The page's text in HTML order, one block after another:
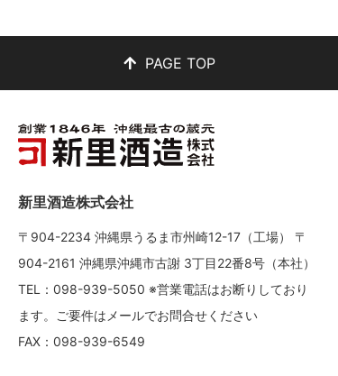
PAGE TOP
新里酒造株式会社
〒904-2234 沖縄県うるま市州崎12-17（工場） 〒
904-2161 沖縄県沖縄市古謝 3丁目22番8号（本社）
TEL：098-939-5050 ※営業電話はお断りしており
ます。ご要件はメールでお問合せください
FAX：098-939-6549